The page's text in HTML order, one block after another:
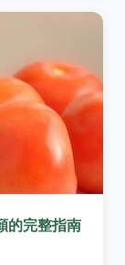
的完整指南